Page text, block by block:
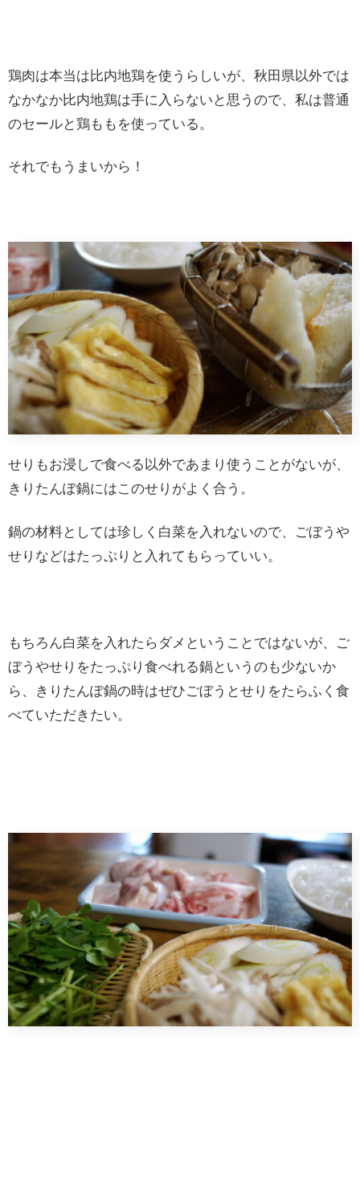
鶏肉は本当は比内地鶏を使うらしいが、秋田県以外では
なかなか比内地鶏は手に入らないと思うので、私は普通
のセールと鶏ももを使っている。
それでもうまいから！
せりもお浸しで食べる以外であまり使うことがないが、
きりたんぽ鍋にはこのせりがよく合う。
鍋の材料としては珍しく白菜を入れないので、ごぼうや
せりなどはたっぷりと入れてもらっていい。
もちろん白菜を入れたらダメということではないが、ご
ぼうやせりをたっぷり食べれる鍋というのも少ないか
ら、きりたんぽ鍋の時はぜひごぼうとせりをたらふく食
べていただきたい。